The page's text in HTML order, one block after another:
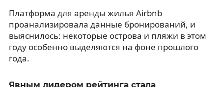
Платформа для аренды жилья Airbnb
проанализировала данные бронирований, и
выяснилось: некоторые острова и пляжи в этом
году особенно выделяются на фоне прошлого
года.
Явным лидером рейтинга стала